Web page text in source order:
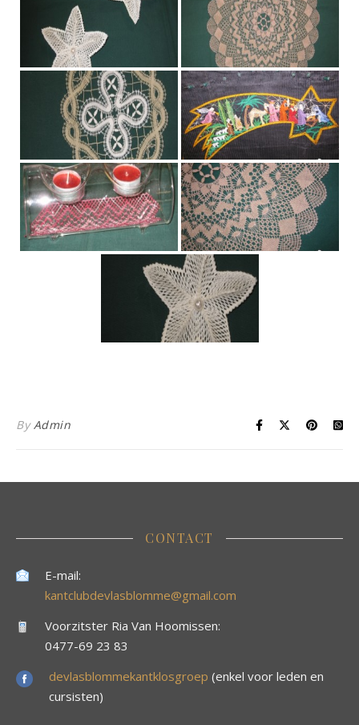
ByAdmin
CONTACT
E-mail:
kantclubdevlasblomme@gmail.com
Voorzitster Ria Van Hoomissen:
0477-69 23 83
devlasblommekantklosgroep (enkel voor leden en
cursisten)